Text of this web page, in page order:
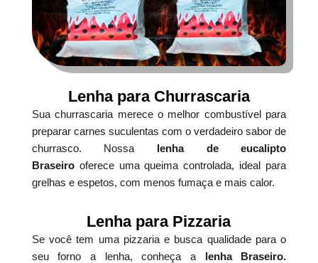
Lenha para Churrascaria
Sua churrascaria merece o melhor combustível para
preparar carnes suculentas com o verdadeiro sabor de
churrasco. Nossa lenha de eucalipto
Braseirooferece uma queima controlada, ideal para
grelhas e espetos, com menos fumaça e mais calor.
Lenha para Pizzaria
Se você tem uma pizzaria e busca qualidade para o
seu forno a lenha, conheça a lenha Braseiro.